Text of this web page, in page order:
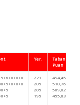
Yer.
Taban
Puan
221
205
205
195
494,45418
510,76903
509,02443
455,83382